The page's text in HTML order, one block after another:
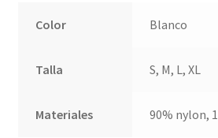
Color Blanco
Talla S, M, L, XL
Materiales 90% nylon,